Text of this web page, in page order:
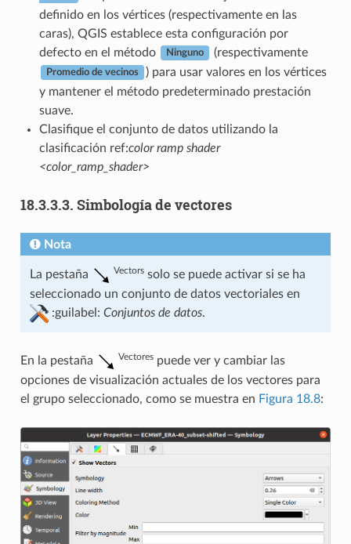
definido en los vértices (respectivamente en las
caras), QGIS establece esta configuración por
defecto en el método
Ninguno (respectivamente
Promedio de vecinos
) para usar valores en los vértices
y mantener el método predeterminado prestación
suave.
Clasifique el conjunto de datos utilizando la
clasificación ref:color ramp shader
<color_ramp_shader>
18.3.3.3. Simbología de vectores
Nota
La pestaña Vectorssolo se puede activar si se ha
seleccionado un conjunto de datos vectoriales en
:guilabel: Conjuntos de datos.
En la pestaña Vectorespuede ver y cambiar las
opciones de visualización actuales de los vectores para
el grupo seleccionado, como se muestra en Figura 18.8: